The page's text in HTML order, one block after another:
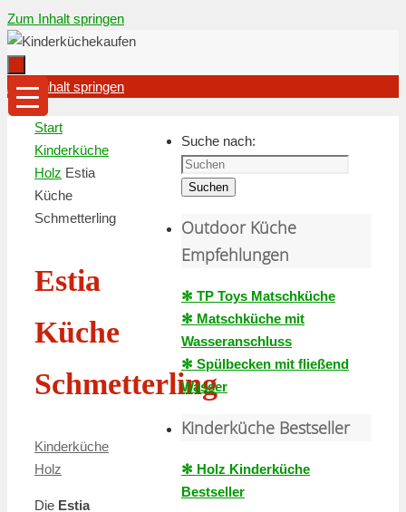
Zum Inhalt springen
Zum Inhalt springen
Start
Kinderküche
Holz Estia
Küche
Schmetterling
Estia
Küche
Schmetterling
Kinderküche
Holz
Die Estia
Suche nach:
Suchen
Outdoor Küche
Empfehlungen
✻ TP Toys Matschküche
✻ Matschküche mit
Wasseranschluss
✻ Spülbecken mit fließend
Wasser
Kinderküche Bestseller
✻ Holz Kinderküche
Bestseller